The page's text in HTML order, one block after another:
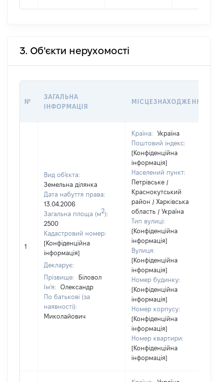
3. Об'єкти нерухомості
№
ЗАГАЛЬНА
ІНФОРМАЦІЯ
МІСЦЕЗНАХОДЖЕННЯ
1
Вид об'єкта:
Земельна ділянка
Дата набуття права:
13.04.2006
Загальна площа (м2):
2500
Кадастровий номер:
[Конфіденційна
інформація]
Декларує:
Прізвище:
Біловол
Ім'я:
Олександр
По батькові (за
наявності):
Миколайович
Країна:
Україна
Поштовий індекс:
[Конфіденційна
інформація]
Населений пункт:
Петрівське /
Краснокутський
район / Харківська
область / Україна
Тип вулиці:
[Конфіденційна
інформація]
Вулиця:
[Конфіденційна
інформація]
Номер будинку:
[Конфіденційна
інформація]
Номер корпусу:
[Конфіденційна
інформація]
Номер квартири:
[Конфіденційна
інформація]